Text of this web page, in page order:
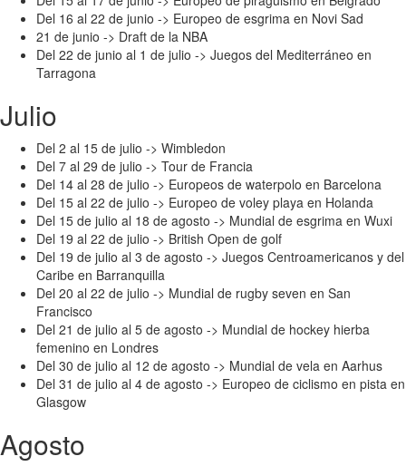
Del 16 al 22 de junio -> Europeo de esgrima en Novi Sad
21 de junio -> Draft de la NBA
Del 22 de junio al 1 de julio -> Juegos del Mediterráneo en
Tarragona
Julio
Del 2 al 15 de julio -> Wimbledon
Del 7 al 29 de julio -> Tour de Francia
Del 14 al 28 de julio -> Europeos de waterpolo en Barcelona
Del 15 al 22 de julio -> Europeo de voley playa en Holanda
Del 15 de julio al 18 de agosto -> Mundial de esgrima en Wuxi
Del 19 al 22 de julio -> British Open de golf
Del 19 de julio al 3 de agosto -> Juegos Centroamericanos y del
Caribe en Barranquilla
Del 20 al 22 de julio -> Mundial de rugby seven en San
Francisco
Del 21 de julio al 5 de agosto -> Mundial de hockey hierba
femenino en Londres
Del 30 de julio al 12 de agosto -> Mundial de vela en Aarhus
Del 31 de julio al 4 de agosto -> Europeo de ciclismo en pista en
Glasgow
Agosto